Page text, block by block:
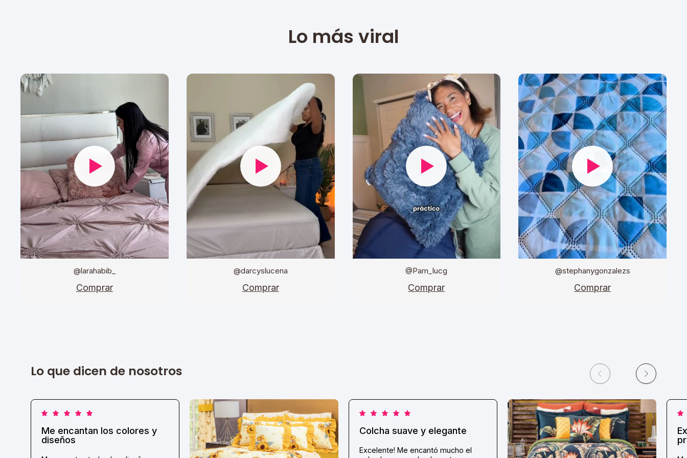
Lo más viral
@larahabib_
Comprar
@darcyslucena
Comprar
@Pam_lucg
Comprar
@stephanygonzalezs
Comprar
Lo que dicen de nosotros
Me encantan los colores y
diseños
Colcha suave y elegante
Excelente! Me encantó mucho el